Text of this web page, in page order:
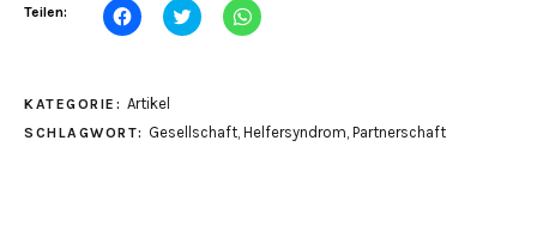
Teilen: Klick,
um
(Wird
neuem
Klick,
um
neuem
Klicken,
um
in
neuem
KATEGORIE: Artikel
SCHLAGWORT: Gesellschaft Helfersyndrom Partnerschaft